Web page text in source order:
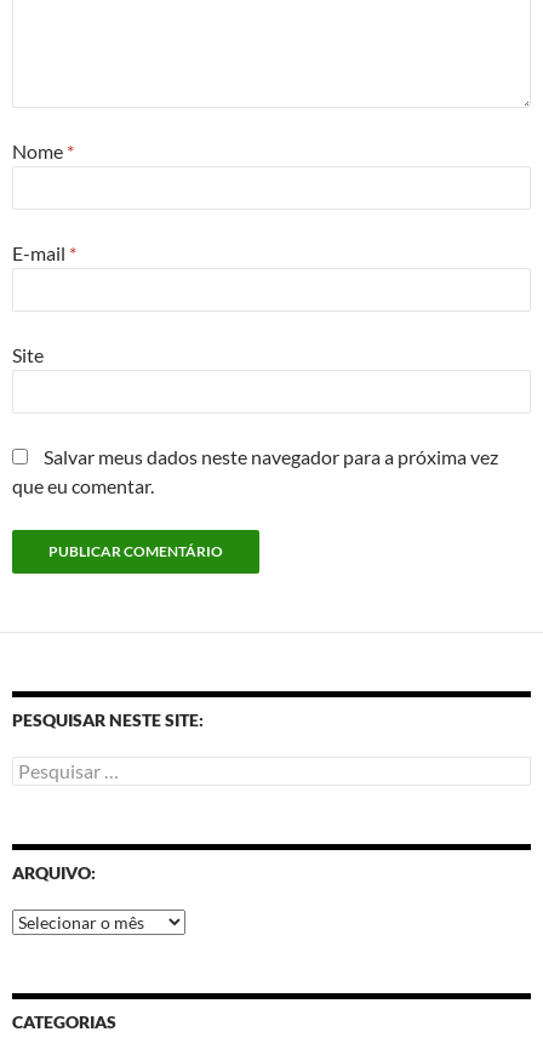
Nome *
E-mail *
Site
Salvar meus dados neste navegador para a próxima vez
que eu comentar.
PESQUISAR NESTE SITE:
ARQUIVO:
CATEGORIAS